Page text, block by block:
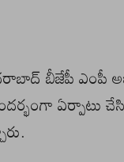
బీజేపీ ఎంపీ